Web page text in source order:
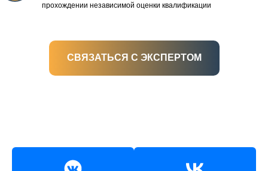
прохождении независимой оценки квалификации
СВЯЗАТЬСЯ С ЭКСПЕРТОМ